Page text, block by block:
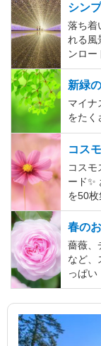
シン
落ち着
れる風
ンロー
新緑
マイナ
をたく
コス
コスモ
ード✨️
を50枚
春の
薔薇、
など、
っぱい